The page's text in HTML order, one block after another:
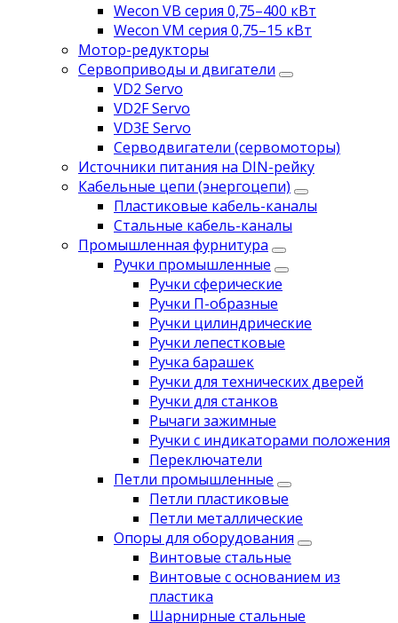
Wecon VB серия 0,75–400 кВт
Wecon VM серия 0,75–15 кВт
Мотор-редукторы
Сервоприводы и двигатели
VD2 Servo
VD2F Servo
VD3E Servo
Серводвигатели (сервомоторы)
Источники питания на DIN-рейку
Кабельные цепи (энергоцепи)
Пластиковые кабель-каналы
Стальные кабель-каналы
Промышленная фурнитура
Ручки промышленные
Ручки сферические
Ручки П-образные
Ручки цилиндрические
Ручки лепестковые
Ручка барашек
Ручки для технических дверей
Ручки для станков
Рычаги зажимные
Ручки с индикаторами положения
Переключатели
Петли промышленные
Петли пластиковые
Петли металлические
Опоры для оборудования
Винтовые стальные
Винтовые с основанием из
пластика
Шарнирные стальные